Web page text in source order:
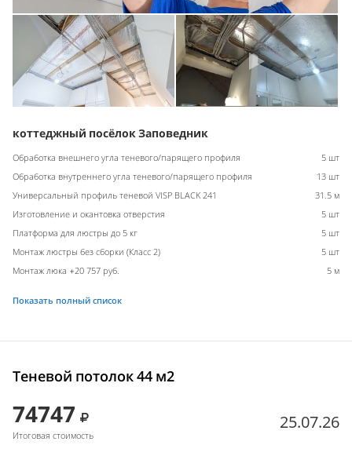
коттеджный посёлок Заповедник
Обработка внешнего угла теневого/парящего профиля
5 шт
Обработка внутреннего угла теневого/парящего профиля
13 шт
Универсальный профиль теневой VISP BLACK 241
31.5 м
Изготовление и окантовка отверстия
5 шт
Платформа для люстры до 5 кг
5 шт
Монтаж люстры без сборки (Класс 2)
5 шт
Монтаж люка +20 757 руб.
5 м
Показать полный список
Теневой потолок 44 м2
74747
Итоговая стоимость
25.07.26